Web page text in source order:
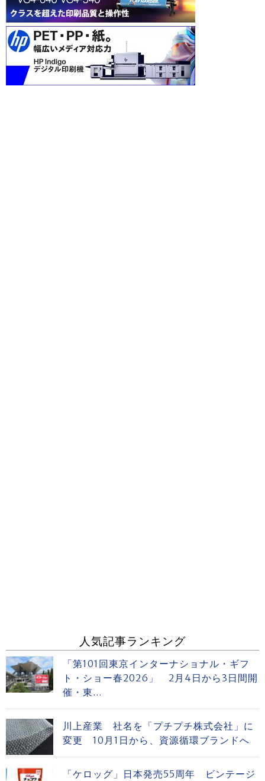
人気記事ランキング
「第101回東京インターナショナル・ギフ
ト・ショー春2026」 2月4日から3日間開
催・東...
川上産業 社名を「プチプチ株式会社」に
変更 10月1日から、資源循環ブランドへ
「ケロッグ」日本発売55周年 ビンテージ